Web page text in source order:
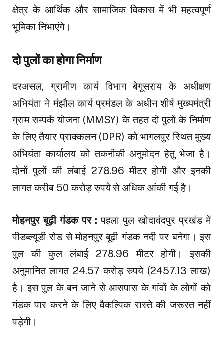
क्षेत्र के आर्थिक और सामाजिक विकास में भी महत्वपूर्ण
भूमिका निभाएंगे।
दो पुलों का होगा निर्माण
दरअसल, ग्रामीण कार्य विभाग बेगूसराय के अधीक्षण
अभियंता ने मंझौल कार्य प्रमंडल के अधीन शीर्ष मुख्यमंत्री
ग्राम सम्पर्क योजना (MMSY) के तहत दो पुलों के निर्माण
के लिए तैयार प्राक्कलन (DPR) को भागलपुर स्थित मुख्य
अभियंता कार्यालय को तकनीकी अनुमोदन हेतु भेजा है।
दोनों पुलों की लंबाई 278.96 मीटर होगी और इनकी
लागत करीब 50 करोड़ रुपये से अधिक आंकी गई है।
मोहनपुर बूढ़ी गंडक पर :पहला पुल खोदावंदपुर प्रखंड में
पीडब्ल्यूडी रोड से मोहनपुर बूढ़ी गंडक नदी पर बनेगा। इस
पुल की कुल लंबाई 278.96 मीटर होगी। इसकी
अनुमानित लागत 24.57 करोड़ रुपये (2457.13 लाख)
है। इस पुल के बन जाने से आसपास के गांवों के लोगों को
गंडक पार करने के लिए वैकल्पिक रास्ते की जरूरत नहीं
पड़ेगी।